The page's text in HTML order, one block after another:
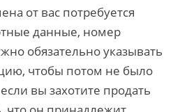
от вас потребуется
данные, номер
обязательно указывать
чтобы потом не было
вы захотите продать